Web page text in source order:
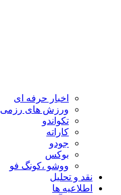
اخبار حرفه ای
ورزش های رزمی
تکواندو
کاراته
جودو
بوکس
ووشو ،کونگ فو
نقد و تحلیل
اطلاعیه ها